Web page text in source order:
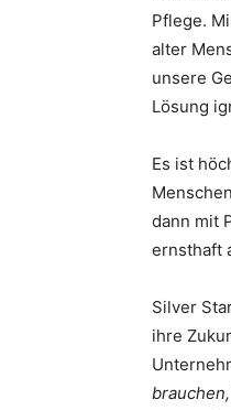
Pflege.
alter
unsere
Lösung
Es ist
dann mit
ernsthaft
Silver
ihre